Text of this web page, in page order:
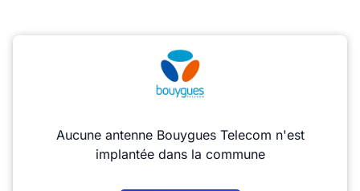
Aucune antenne Bouygues Telecom n'est
implantée dans la commune